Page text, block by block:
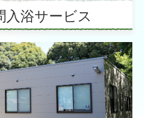
生園
入浴サービス